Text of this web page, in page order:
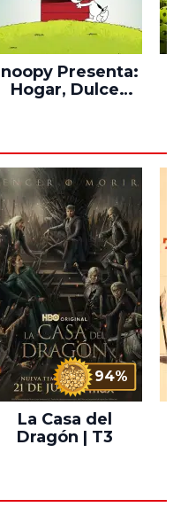
Presenta:
Hogar, Dulce
94%
La Casa del
Dragón | T3